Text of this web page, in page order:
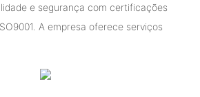
e segurança com certificações
A empresa oferece serviços